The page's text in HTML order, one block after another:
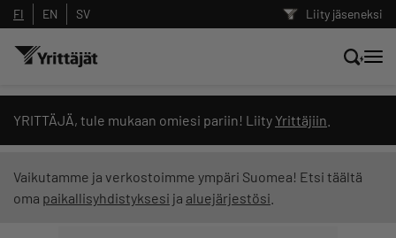
Liity jäseneksi
FI EN SV
YRITTÄJÄ, tule mukaan omiesi pariin! Liity Yrittäjiin
Vaikutamme ja verkostoimme ympäri Suomea! Etsi täältä
oma paikallisyhdistyksesi ja aluejärjestösi
Hae sivustolta tai kysy suoraan
Yrittäjien tekoälyltä